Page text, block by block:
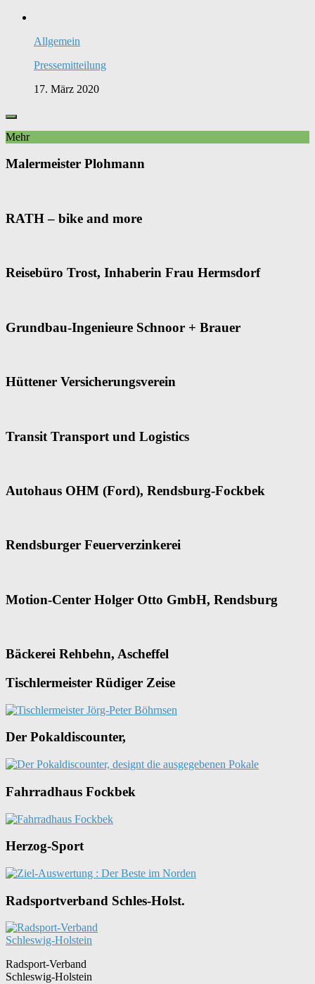
Allgemein
Pressemitteilung
17. März 2020
Mehr
Malermeister Plohmann
RATH – bike and more
Reisebüro Trost, Inhaberin Frau Hermsdorf
Grundbau-Ingenieure Schnoor + Brauer
Hüttener Versicherungsverein
Transit Transport und Logistics
Autohaus OHM (Ford), Rendsburg-Fockbek
Rendsburger Feuerverzinkerei
Motion-Center Holger Otto GmbH, Rendsburg
Bäckerei Rehbehn, Ascheffel
Tischlermeister Rüdiger Zeise
Der Pokaldiscounter,
Fahrradhaus Fockbek
Herzog-Sport
Radsportverband Schles-Holst.
Radsport-Verband
Schleswig-Holstein